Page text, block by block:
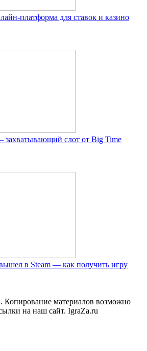
платформа для ставок и казино
захватывающий слот от Big Time
в Steam — как получить игру
Копирование материалов возможно
на наш сайт. IgraZa.ru